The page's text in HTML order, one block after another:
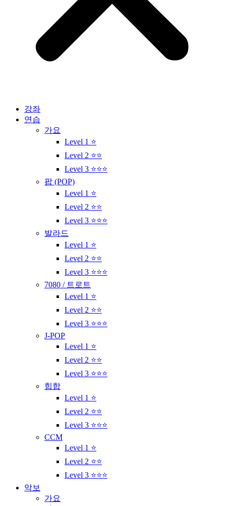
강좌
연습
가요
Level 1 ⭐
Level 2 ⭐⭐
Level 3 ⭐⭐⭐
팝 (POP)
Level 1 ⭐
Level 2 ⭐⭐
Level 3 ⭐⭐⭐
발라드
Level 1 ⭐
Level 2 ⭐⭐
Level 3 ⭐⭐⭐
7080 / 트로트
Level 1 ⭐
Level 2 ⭐⭐
Level 3 ⭐⭐⭐
J-POP
Level 1 ⭐
Level 2 ⭐⭐
Level 3 ⭐⭐⭐
힙합
Level 1 ⭐
Level 2 ⭐⭐
Level 3 ⭐⭐⭐
CCM
Level 1 ⭐
Level 2 ⭐⭐
Level 3 ⭐⭐⭐
악보
가요